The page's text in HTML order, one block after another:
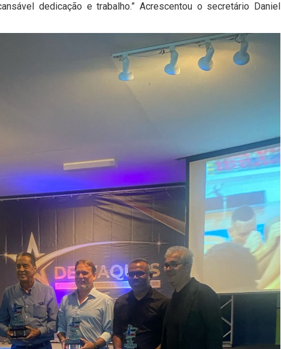
dedicação e trabalho.” Acrescentou o secretário Daniel